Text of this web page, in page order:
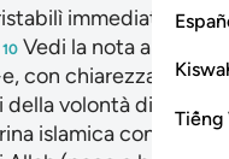
Tiếng
10 Vedi la nota a XVI,
con chiarezza,
volontà di Allah
islamica considera